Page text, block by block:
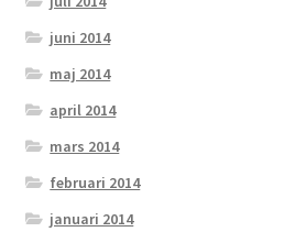
juni 2014
maj 2014
april 2014
mars 2014
februari 2014
januari 2014